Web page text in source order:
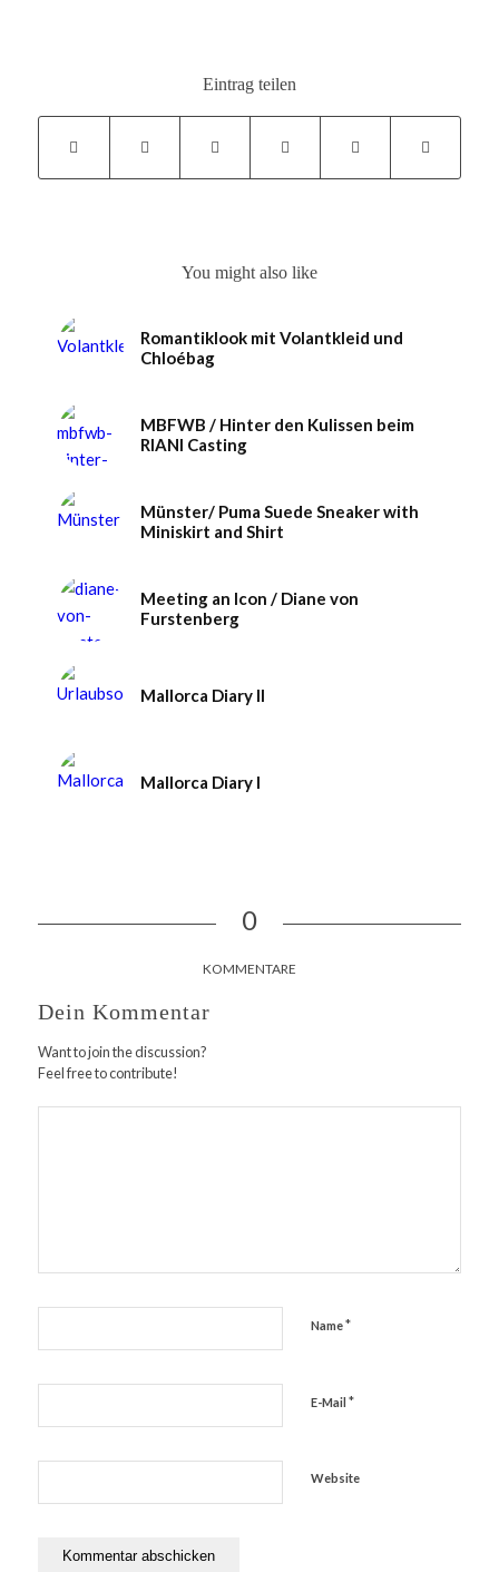
Eintrag teilen
You might also like
Romantiklook mit Volantkleid und
Chloébag
MBFWB / Hinter den Kulissen beim
RIANI Casting
Münster/ Puma Suede Sneaker with
Miniskirt and Shirt
Meeting an Icon / Diane von
Furstenberg
Mallorca Diary II
Mallorca Diary I
0
KOMMENTARE
Dein Kommentar
Want to join the discussion?
Feel free to contribute!
Name*
E-Mail *
Website